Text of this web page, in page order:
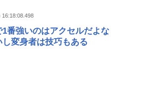
16:18:08.498
番強いのはアクセルだよな
し変身者は技巧もある